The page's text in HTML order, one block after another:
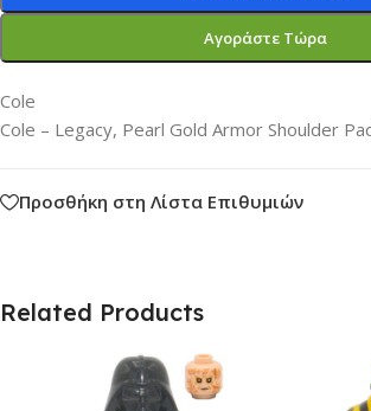
Αγοράστε Τώρα
Cole
Cole – Legacy, Pearl Gold Armor Shoulder
Προσθήκη στη Λίστα Επιθυμιών
Related Products